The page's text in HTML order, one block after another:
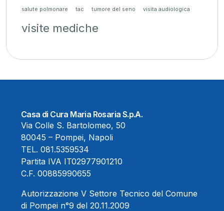
salute polmonare tac tumore del seno visita audiologica
visite mediche
Casa di Cura Maria Rosaria S.p.A.
Via Colle S. Bartolomeo, 50
80045 – Pompei, Napoli
TEL. 081.5359534
Partita IVA IT02977901210
C.F. 00885990655
Autorizzazione V Settore Tecnico del Comune
di Pompei n°9 del 20.11.2009